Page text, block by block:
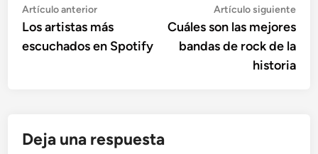
Navegación
de
entradas
Artículo anteriorArtículo
anterior:
Los artistas más
escuchados en Spotify
Artículo siguiente
Cuáles son las mejores
bandas de rock de la
historia
Deja una respuesta